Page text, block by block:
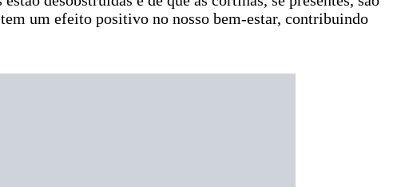
um efeito positivo no nosso bem-estar, contribuindo